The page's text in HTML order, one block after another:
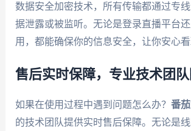
数据安全加密技术，所有传输都通过专
据泄露或被监听。无论是登录直播平台
用，都能确保你的信息安全，让你安心看
售后实时保障，专业技术团
如果在使用过程中遇到问题怎么办？ 番
的技术团队提供实时售后保障。无论是